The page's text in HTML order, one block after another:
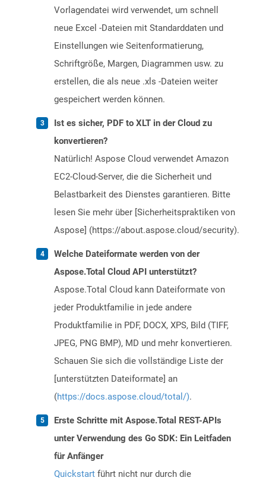
Vorlagendatei wird verwendet, um schnell
neue Excel -Dateien mit Standarddaten und
Einstellungen wie Seitenformatierung,
Schriftgröße, Margen, Diagrammen usw. zu
erstellen, die als neue .xls -Dateien weiter
gespeichert werden können.
Ist es sicher, PDF to XLT in der Cloud zu
konvertieren?
Natürlich! Aspose Cloud verwendet Amazon
EC2-Cloud-Server, die die Sicherheit und
Belastbarkeit des Dienstes garantieren. Bitte
lesen Sie mehr über [Sicherheitspraktiken von
Aspose] (https://about.aspose.cloud/security).
Welche Dateiformate werden von der
Aspose.Total Cloud API unterstützt?
Aspose.Total Cloud kann Dateiformate von
jeder Produktfamilie in jede andere
Produktfamilie in PDF, DOCX, XPS, Bild (TIFF,
JPEG, PNG BMP), MD und mehr konvertieren.
Schauen Sie sich die vollständige Liste der
[unterstützten Dateiformate] an
(https://docs.aspose.cloud/total/).
Erste Schritte mit Aspose.Total REST-APIs
unter Verwendung des Go SDK: Ein Leitfaden
für Anfänger
Quickstart führt nicht nur durch die